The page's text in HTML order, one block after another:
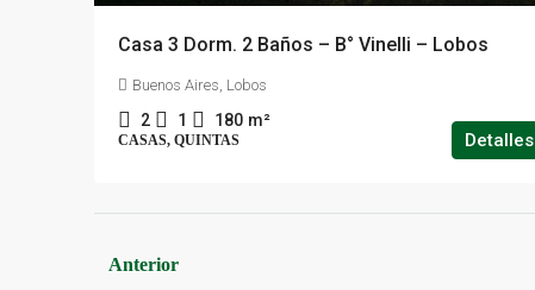
Casa 3 Dorm. 2 Baños – B° Vinelli – Lobos
Buenos Aires, Lobos
2 1 180 m²
CASAS, QUINTAS Detalles
Anterior